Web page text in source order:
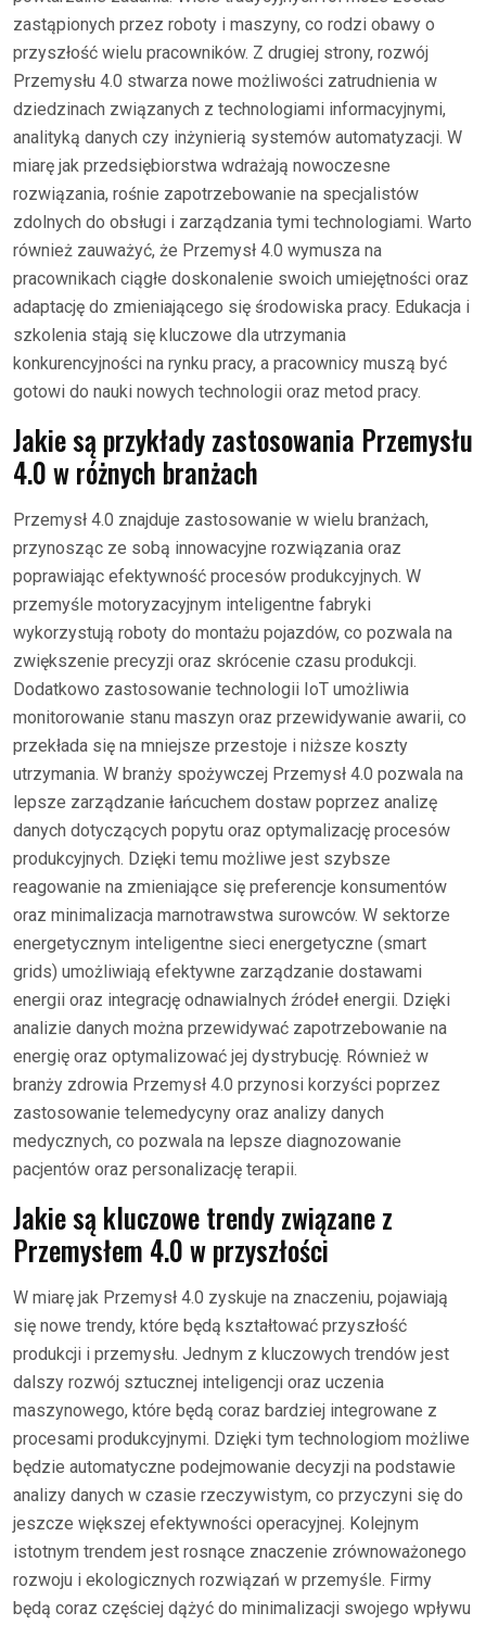
zastąpionych przez roboty i maszyny, co rodzi obawy o
przyszłość wielu pracowników. Z drugiej strony, rozwój
Przemysłu 4.0 stwarza nowe możliwości zatrudnienia w
dziedzinach związanych z technologiami informacyjnymi,
analityką danych czy inżynierią systemów automatyzacji. W
miarę jak przedsiębiorstwa wdrażają nowoczesne
rozwiązania, rośnie zapotrzebowanie na specjalistów
zdolnych do obsługi i zarządzania tymi technologiami. Warto
również zauważyć, że Przemysł 4.0 wymusza na
pracownikach ciągłe doskonalenie swoich umiejętności oraz
adaptację do zmieniającego się środowiska pracy. Edukacja i
szkolenia stają się kluczowe dla utrzymania
konkurencyjności na rynku pracy, a pracownicy muszą być
gotowi do nauki nowych technologii oraz metod pracy.
Jakie są przykłady zastosowania Przemysłu
4.0 w różnych branżach
Przemysł 4.0 znajduje zastosowanie w wielu branżach,
przynosząc ze sobą innowacyjne rozwiązania oraz
poprawiając efektywność procesów produkcyjnych. W
przemyśle motoryzacyjnym inteligentne fabryki
wykorzystują roboty do montażu pojazdów, co pozwala na
zwiększenie precyzji oraz skrócenie czasu produkcji.
Dodatkowo zastosowanie technologii IoT umożliwia
monitorowanie stanu maszyn oraz przewidywanie awarii, co
przekłada się na mniejsze przestoje i niższe koszty
utrzymania. W branży spożywczej Przemysł 4.0 pozwala na
lepsze zarządzanie łańcuchem dostaw poprzez analizę
danych dotyczących popytu oraz optymalizację procesów
produkcyjnych. Dzięki temu możliwe jest szybsze
reagowanie na zmieniające się preferencje konsumentów
oraz minimalizacja marnotrawstwa surowców. W sektorze
energetycznym inteligentne sieci energetyczne (smart
grids) umożliwiają efektywne zarządzanie dostawami
energii oraz integrację odnawialnych źródeł energii. Dzięki
analizie danych można przewidywać zapotrzebowanie na
energię oraz optymalizować jej dystrybucję. Również w
branży zdrowia Przemysł 4.0 przynosi korzyści poprzez
zastosowanie telemedycyny oraz analizy danych
medycznych, co pozwala na lepsze diagnozowanie
pacjentów oraz personalizację terapii.
Jakie są kluczowe trendy związane z
Przemysłem 4.0 w przyszłości
W miarę jak Przemysł 4.0 zyskuje na znaczeniu, pojawiają
się nowe trendy, które będą kształtować przyszłość
produkcji i przemysłu. Jednym z kluczowych trendów jest
dalszy rozwój sztucznej inteligencji oraz uczenia
maszynowego, które będą coraz bardziej integrowane z
procesami produkcyjnymi. Dzięki tym technologiom możliwe
będzie automatyczne podejmowanie decyzji na podstawie
analizy danych w czasie rzeczywistym, co przyczyni się do
jeszcze większej efektywności operacyjnej. Kolejnym
istotnym trendem jest rosnące znaczenie zrównoważonego
rozwoju i ekologicznych rozwiązań w przemyśle. Firmy
będą coraz częściej dążyć do minimalizacji swojego wpływu